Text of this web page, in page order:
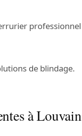
de blindage.
à Louvain